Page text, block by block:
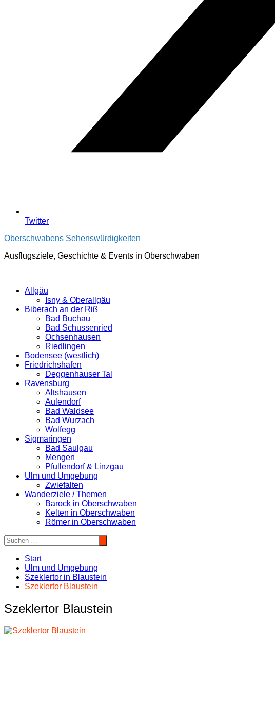
Twitter
Oberschwabens Sehenswürdigkeiten
Ausflugsziele, Geschichte & Events in Oberschwaben
Allgäu
Isny & Oberallgäu
Biberach an der Riß
Bad Buchau
Bad Schussenried
Ochsenhausen
Riedlingen
Bodensee (westlich)
Friedrichshafen
Deggenhauser Tal
Ravensburg
Altshausen
Aulendorf
Bad Waldsee
Bad Wurzach
Wolfegg
Sigmaringen
Bad Saulgau
Mengen
Pfullendorf & Linzgau
Ulm und Umgebung
Zwiefalten
Wanderziele / Themen
Barock in Oberschwaben
Kelten in Oberschwaben
Römer in Oberschwaben
Start
Ulm und Umgebung
Szeklertor in Blaustein
Szeklertor Blaustein
Szeklertor Blaustein